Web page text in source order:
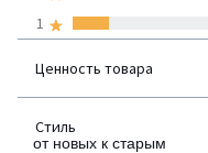
1
Ценность товара
Стиль
от новых к старым